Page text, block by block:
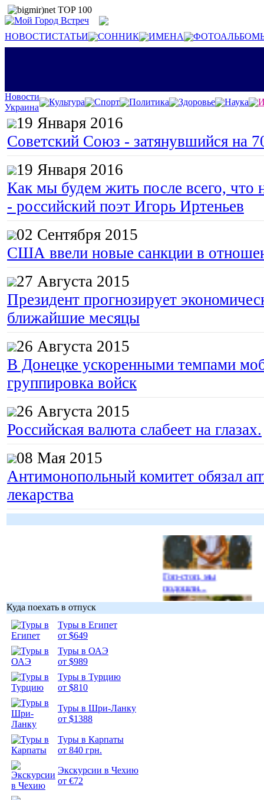
НОВОСТИСТАТЬИ СОННИК ИМЕНА
Новости
Украина
Культура Спорт Политика Здоровье Наука
19 Января 2016
Советский Союз - затянувшийся на
19 Января 2016
Как мы будем жить после всего, что
- российский поэт Игорь Иртеньев
02 Сентября 2015
США ввели новые санкции в
27 Августа 2015
Президент прогнозирует
ближайшие месяцы
26 Августа 2015
В Донецке ускоренными темпами
группировка войск
26 Августа 2015
Российская валюта слабеет на глазах.
08 Мая 2015
Антимонопольный комитет обязал
лекарства
Гоп-стоп, мы
подошли...
Куда поехать в отпуск
Туры в Египет
от $649
Туры в ОАЭ
от $989
Туры в Турцию
от $810
Туры в Шри-Ланку
от $1388
Туры в Карпаты
от 840 грн.
Экскурсии в Чехию
от €72